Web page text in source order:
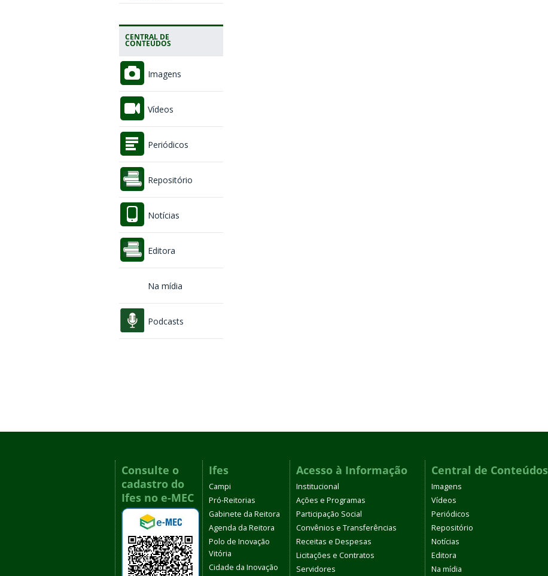
CENTRAL DE
CONTEÚDOS
Imagens
Vídeos
Periódicos
Repositório
Notícias
Editora
Na mídia
Podcasts
Consulte o
cadastro do
Ifes no e-MEC
Ifes
Campi
Pró-Reitorias
Gabinete da Reitora
Agenda da Reitora
Polo de Inovação
Vitória
Cidade da Inovação
Acesso à Informação
Institucional
Ações e Programas
Participação Social
Convênios e Transferências
Receitas e Despesas
Licitações e Contratos
Servidores
Central de Conteúdos
Imagens
Vídeos
Periódicos
Repositório
Notícias
Editora
Na mídia